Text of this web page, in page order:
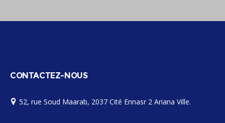
CONTACTEZ-NOUS
52, rue Soud Maarab, 2037 Cité Ennasr 2 Ariana Ville.